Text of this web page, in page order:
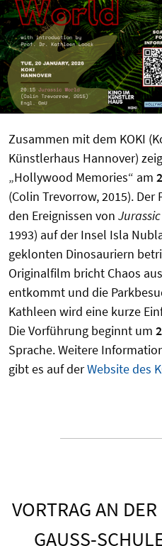
Zusammen mit dem KOKI
Künstlerhaus Hannover)
„Hollywood Memories“ am
(Colin Trevorrow, 2015).
den Ereignissen von
1993) auf der Insel Isla
geklonten Dinosauriern
Originalfilm bricht Chaos
entkommt und die
Kathleen wird eine kurze
Die Vorführung beginnt um
Sprache. Weitere
gibt es auf derWebsite des
VORTRAG AN
GAUSS-